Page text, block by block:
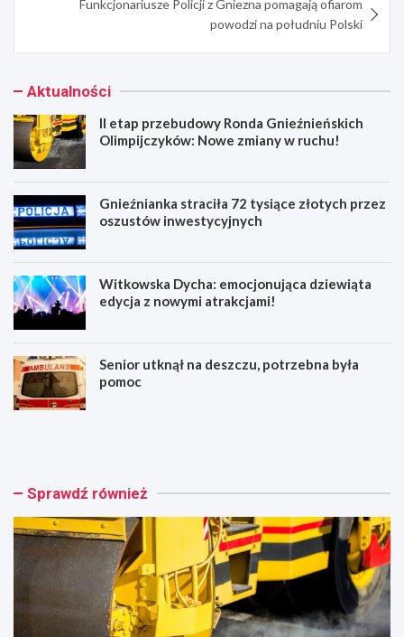
Funkcjonariusze Policji z Gniezna pomagają ofiarom
powodzi na południu Polski
Aktualności
II etap przebudowy Ronda Gnieźnieńskich
Olimpijczyków: Nowe zmiany w ruchu!
Gnieźnianka straciła 72 tysiące złotych przez
oszustów inwestycyjnych
Witkowska Dycha: emocjonująca dziewiąta
edycja z nowymi atrakcjami!
Senior utknął na deszczu, potrzebna była
pomoc
I
p
r
d
G
n
a
t
Sprawdź również